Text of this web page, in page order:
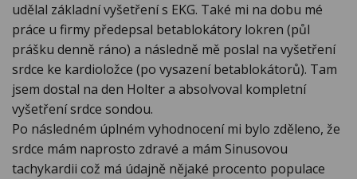
udělal základní vyšetření s EKG. Také mi na dobu mé
práce u firmy předepsal betablokátory lokren (půl
prášku denně ráno) a následně mě poslal na vyšetření
srdce ke kardioložce (po vysazení betablokátorů). Tam
jsem dostal na den Holter a absolvoval kompletní
vyšetření srdce sondou.
Po následném úplném vyhodnocení mi bylo zděleno, že
srdce mám naprosto zdravé a mám Sinusovou
tachykardii což má údajně nějaké procento populace